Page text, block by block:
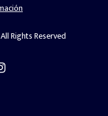
Rights Reserved